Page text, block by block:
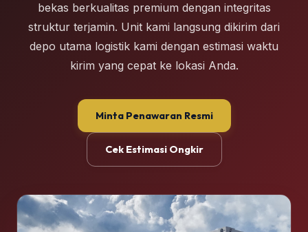
bekas berkualitas premium dengan integritas
struktur terjamin. Unit kami langsung dikirim dari
depo utama logistik kami dengan estimasi waktu
kirim yang cepat ke lokasi Anda.
Minta Penawaran Resmi
Cek Estimasi Ongkir